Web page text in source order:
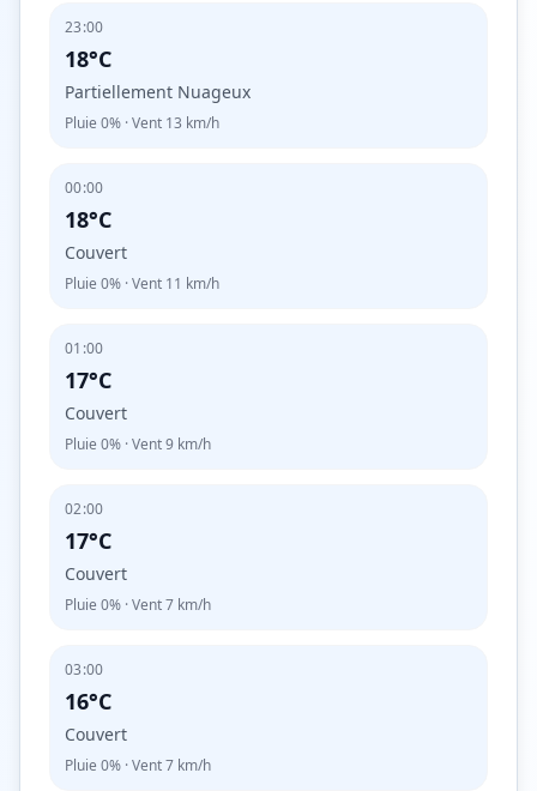
23:00
18°C
Partiellement Nuageux
Pluie 0% · Vent 13 km/h
00:00
18°C
Couvert
Pluie 0% · Vent 11 km/h
01:00
17°C
Couvert
Pluie 0% · Vent9 km/h
02:00
17°C
Couvert
Pluie 0% · Vent7 km/h
03:00
16°C
Couvert
Pluie 0% · Vent7 km/h